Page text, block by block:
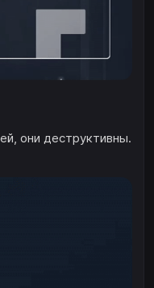
они деструктивны.